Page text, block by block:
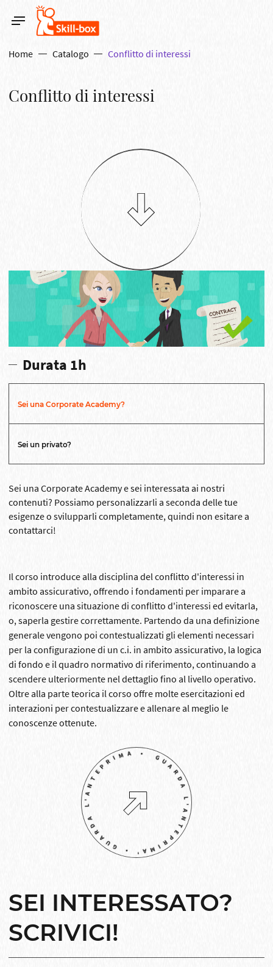
Home Catalogo Conflitto di interessi
Conflitto di interessi
Durata 1h
Sei una Corporate Academy?
Sei un privato?
Sei una Corporate Academy e sei interessata ai nostri
contenuti? Possiamo personalizzarli a seconda delle tue
esigenze o svilupparli completamente, quindi non esitare a
contattarci!
Il corso introduce alla disciplina del conflitto d'interessi in
ambito assicurativo, offrendo i fondamenti per imparare a
riconoscere una situazione di conflitto d'interessi ed evitarla,
o, saperla gestire correttamente. Partendo da una definizione
generale vengono poi contestualizzati gli elementi necessari
per la configurazione di un c.i. in ambito assicurativo, la logica
di fondo e il quadro normativo di riferimento, continuando a
scendere ulteriormente nel dettaglio fino al livello operativo.
Oltre alla parte teorica il corso offre molte esercitazioni ed
interazioni per contestualizzare e allenare al meglio le
conoscenze ottenute.
GUARDA L'ANTEPRIMA' • GUARDA L'ANTEPRIMA •
SEI INTERESSATO?
SCRIVICI!